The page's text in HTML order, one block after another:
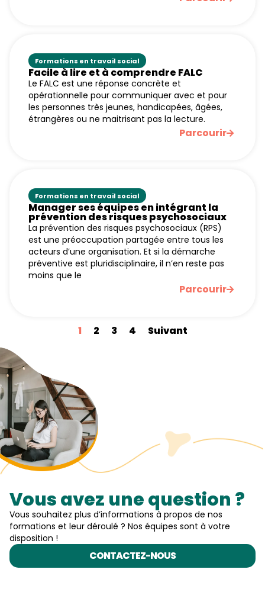
Formations en travail social
Facile à lire et à comprendre FALC
Le FALC est une réponse concrète et
opérationnelle pour communiquer avec et pour
les personnes très jeunes, handicapées, âgées,
étrangères ou ne maitrisant pas la lecture.
Parcourir
Formations en travail social
Manager ses équipes en intégrant la
prévention des risques psychosociaux
La prévention des risques psychosociaux (RPS)
est une préoccupation partagée entre tous les
acteurs d’une organisation. Et si la démarche
préventive est pluridisciplinaire, il n’en reste pas
moins que le
Parcourir
1 2 3 4 Suivant
Vous avez une question ?
Vous souhaitez plus d’informations à propos de nos
formations et leur déroulé ? Nos équipes sont à votre
disposition !
CONTACTEZ-NOUS